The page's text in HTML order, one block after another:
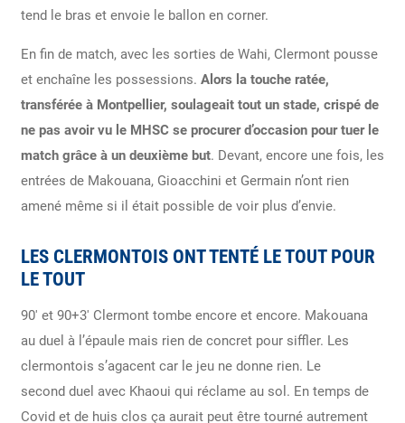
tend le bras et envoie le ballon en corner.
En fin de match, avec les sorties de Wahi, Clermont pousse
et enchaîne les possessions. Alors la touche ratée,
transférée à Montpellier, soulageait tout un stade, crispé de
ne pas avoir vu le MHSC se procurer d’occasion pour tuer le
match grâce à un deuxième but. Devant, encore une fois, les
entrées de Makouana, Gioacchini et Germain n’ont rien
amené même si il était possible de voir plus d’envie.
LES CLERMONTOIS ONT TENTÉ LE TOUT POUR
LE TOUT
90′ et 90+3′ Clermont tombe encore et encore. Makouana
au duel à l’épaule mais rien de concret pour siffler. Les
clermontois s’agacent car le jeu ne donne rien. Le
secondduel avec Khaoui qui réclame au sol. En temps de
Covid et de huis clos ça aurait peut être tourné autrement